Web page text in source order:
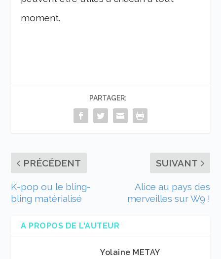
moment.
PARTAGER:
PRÉCÉDENT
K-pop ou le bling-
bling matérialisé
SUIVANT
Alice au pays des
merveilles sur W9 !
A PROPOS DE L'AUTEUR
Yolaine METAY